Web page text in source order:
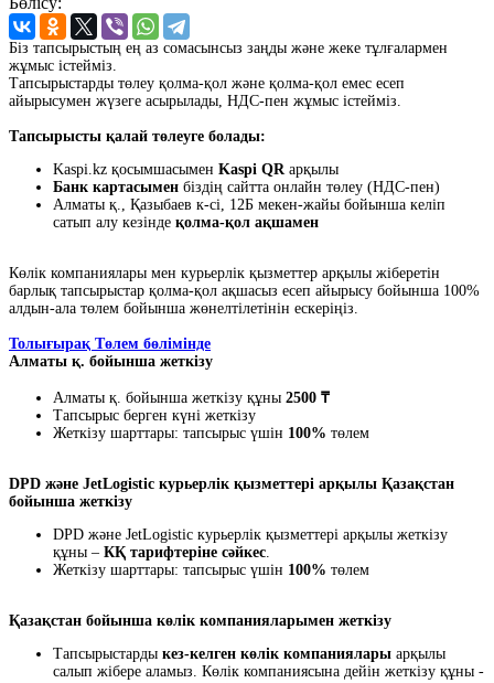
Біз тапсырыстың ең аз сомасынсыз заңды және жеке тұлғалармен
жұмыс істейміз.
Тапсырыстарды төлеу қолма-қол және қолма-қол емес есеп
айырысумен жүзеге асырылады, НДС-пен жұмыс істейміз.
Тапсырысты қалай төлеуге болады:
Kaspi.kz қосымшасымен Kaspi QRарқылы
Банк картасымен біздің сайтта онлайн төлеу (НДС-пен)
Алматы қ., Қазыбаев к-сі, 12Б мекен-жайы бойынша келіп
сатып алу кезінде қолма-қол ақшамен
Көлік компаниялары мен курьерлік қызметтер арқылы жіберетін
барлық тапсырыстар қолма-қол ақшасыз есеп айырысу бойынша 100%
алдын-ала төлем бойынша жөнелтілетінін ескеріңіз.
Толығырақ Төлем бөлімінде
Алматы қ. бойынша жеткізу
Алматы қ. бойынша жеткізу құны 2500 ₸
Тапсырыс берген күні жеткізу
Жеткізу шарттары: тапсырыс үшін 100% төлем
DPD және JetLogistic курьерлік қызметтері арқылы Қазақстан
бойынша жеткізу
DPD және JetLogistic курьерлік қызметтері арқылы жеткізу
құны – КҚ тарифтеріне сәйкес.
Жеткізу шарттары: тапсырыс үшін 100% төлем
Қазақстан бойынша көлік компанияларымен жеткізу
Тапсырыстарды кез-келген көлік компаниялары арқылы
салып жібере аламыз. Көлік компаниясына дейін жеткізу құны -